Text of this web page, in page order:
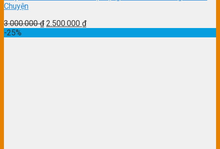
Chuyện
3.000.000₫ 2.500.000 ₫
-25%